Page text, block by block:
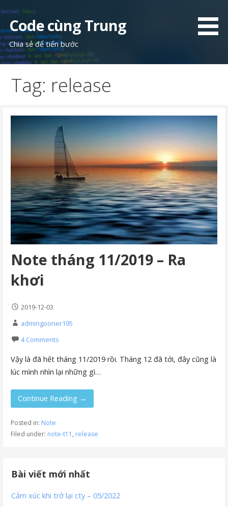
content
Code cùng Trung
Chia sẻ để tiến bước
Tag: release
Note tháng 11/2019 – Ra
khơi
2019-12-03
admingooner195
4 Comments
Vậy là đã hết tháng 11/2019 rồi. Tháng 12 đã tới, đây cũng là
lúc mình nhìn lại những gì…
Continue Reading →
Posted in: Note
Filed under: note-t11 , release
Bài viết mới nhất
Cảm xúc khi trở lại cty – 05/2022